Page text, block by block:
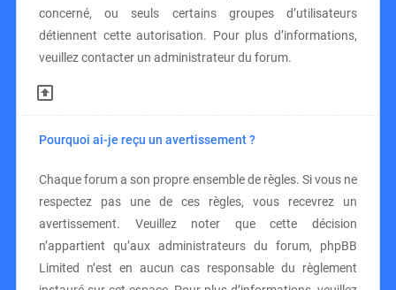
concerné, ou seuls certains groupes d’utilisateurs
détiennent cette autorisation. Pour plus d’informations,
veuillez contacter un administrateur du forum.
Pourquoi ai-je reçu un avertissement ?
Chaque forum a son propre ensemble de règles. Si vous ne
respectez pas une de ces règles, vous recevrez un
avertissement. Veuillez noter que cette décision
n’appartient qu’aux administrateurs du forum, phpBB
Limited n’est en aucun cas responsable du règlement